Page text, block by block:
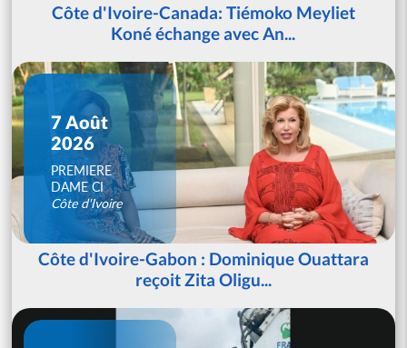
Côte d'Ivoire-Canada: Tiémoko Meyliet
Koné échange avec An...
7 Août
2026
PREMIERE
DAME CI
Côte d'Ivoire
Côte d'Ivoire-Gabon : Dominique Ouattara
reçoit Zita Oligu...